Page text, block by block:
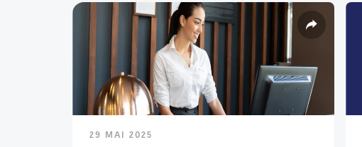
29 MAI 2025